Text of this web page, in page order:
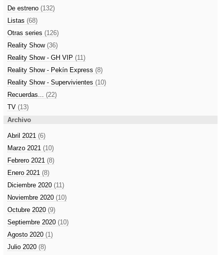
De estreno (132)
Listas (68)
Otras series (126)
Reality Show (36)
Reality Show - GH VIP (11)
Reality Show - Pekín Express (8)
Reality Show - Supervivientes (10)
Recuerdas... (22)
TV (13)
Archivo
Abril 2021 (6)
Marzo 2021 (10)
Febrero 2021 (8)
Enero 2021 (8)
Diciembre 2020 (11)
Noviembre 2020 (10)
Octubre 2020 (9)
Septiembre 2020 (10)
Agosto 2020 (1)
Julio 2020 (8)